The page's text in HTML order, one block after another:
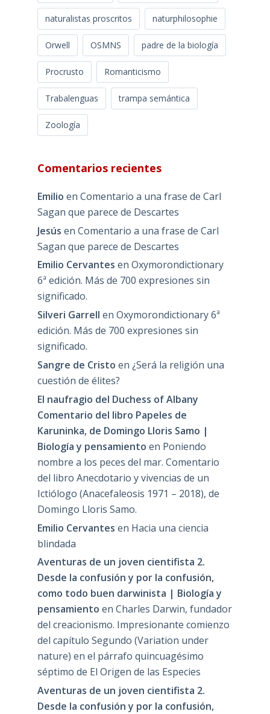
naturalistas proscritos naturphilosophie
Orwell OSMNS padre de la biología
Procrusto Romanticismo
Trabalenguas trampa semántica
Zoología
Comentarios recientes
Emilio en Comentario a una frase de Carl
Sagan que parece de Descartes
Jesús en Comentario a una frase de Carl
Sagan que parece de Descartes
Emilio Cervantes en Oxymorondictionary
6ª edición. Más de 700 expresiones sin
significado.
Silveri Garrell en Oxymorondictionary 6ª
edición. Más de 700 expresiones sin
significado.
Sangre de Cristo en ¿Será la religión una
cuestión de élites?
El naufragio del Duchess of Albany
Comentario del libro Papeles de
Karuninka, de Domingo Lloris Samo |
Biología y pensamiento en Poniendo
nombre a los peces del mar. Comentario
del libro Anecdotario y vivencias de un
Ictiólogo (Anacefaleosis 1971 – 2018), de
Domingo Lloris Samo.
Emilio Cervantes en Hacia una ciencia
blindada
Aventuras de un joven cientifista 2.
Desde la confusión y por la confusión,
como todo buen darwinista | Biología y
pensamiento en Charles Darwin, fundador
del creacionismo. Impresionante comienzo
del capítulo Segundo (Variation under
nature) en el párrafo quincuagésimo
séptimo de El Origen de las Especies
Aventuras de un joven cientifista 2.
Desde la confusión y por la confusión,